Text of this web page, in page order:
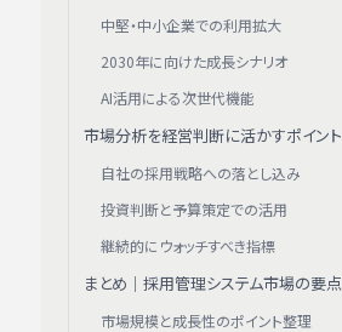
中堅・中小企業での利用拡大
2030年に向けた成長シナリオ
AI活用による次世代機能
市場分析を経営判断に活かすポイント
自社の採用戦略への落とし込み
投資判断と予算策定での活用
継続的にウォッチすべき指標
まとめ｜採用管理システム市場の要点
市場規模と成長性のポイント整理